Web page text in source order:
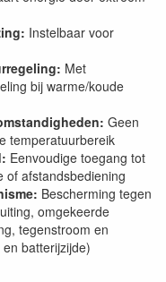
Instelbaar voor
Met
bij warme/koude
Geen
temperatuurbereik
Eenvoudige toegang tot
of afstandsbediening
Bescherming tegen
omgekeerde
tegenstroom en
batterijzijde)